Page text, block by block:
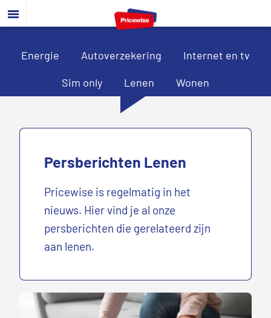
Door
naar
hoofd
Spring
naar
voettekst
Energie Autoverzekering Internet en tv
Sim only Lenen Wonen
Persberichten Lenen
Pricewise is regelmatig in het
nieuws. Hier vind je al onze
persberichten die gerelateerd zijn
aan lenen.